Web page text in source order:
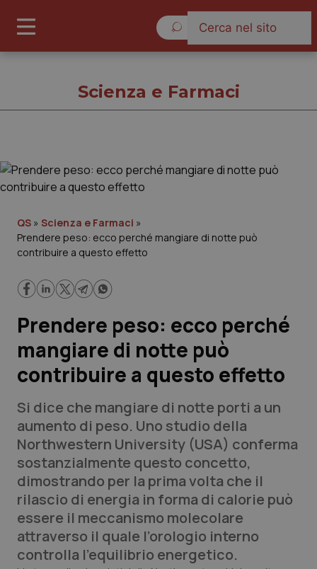
Governo e Parlamento
Regioni e Asl
Lavoro e Professioni
Scienza e Farmaci
Studi e Analisi
Lettere al direttore
Edizioni Regionali
QS Pro
Professionisti Sanitari.AI
Scienza e Farmaci
QS » Scienza e Farmaci »
Prendere peso: ecco perché mangiare di notte può
contribuire a questo effetto
Prendere peso: ecco perché
mangiare di notte può
contribuire a questo effetto
Si dice che mangiare di notte porti a un
aumento di peso. Uno studio della
Northwestern University (USA) conferma
sostanzialmente questo concetto,
dimostrando per la prima volta che il
rilascio di energia in forma di calorie può
essere il meccanismo molecolare
attraverso il quale l’orologio interno
controlla l’equilibrio energetico.